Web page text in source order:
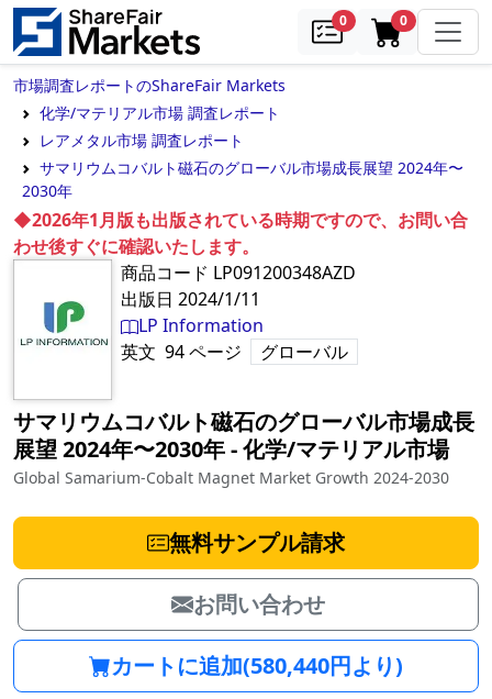
0samples0in cart
市場調査レポートのShareFair Markets
化学/マテリアル市場 調査レポート
レアメタル市場 調査レポート
サマリウムコバルト磁石のグローバル市場成長展望 2024年〜
2030年
◆2026年1月版も出版されている時期ですので、お問い合
わせ後すぐに確認いたします。
商品コード LP091200348AZD
出版日 2024/1/11
LP Information
英文 94ページ グローバル
サマリウムコバルト磁石のグローバル市場成長
展望 2024年〜2030年‐化学/マテリアル市場
Global Samarium-Cobalt Magnet Market Growth 2024-2030
無料サンプル請求
お問い合わせ
カートに追加(580,440円より)